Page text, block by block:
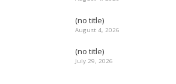
(no title)
August 4, 2026
(no title)
July 29, 2026